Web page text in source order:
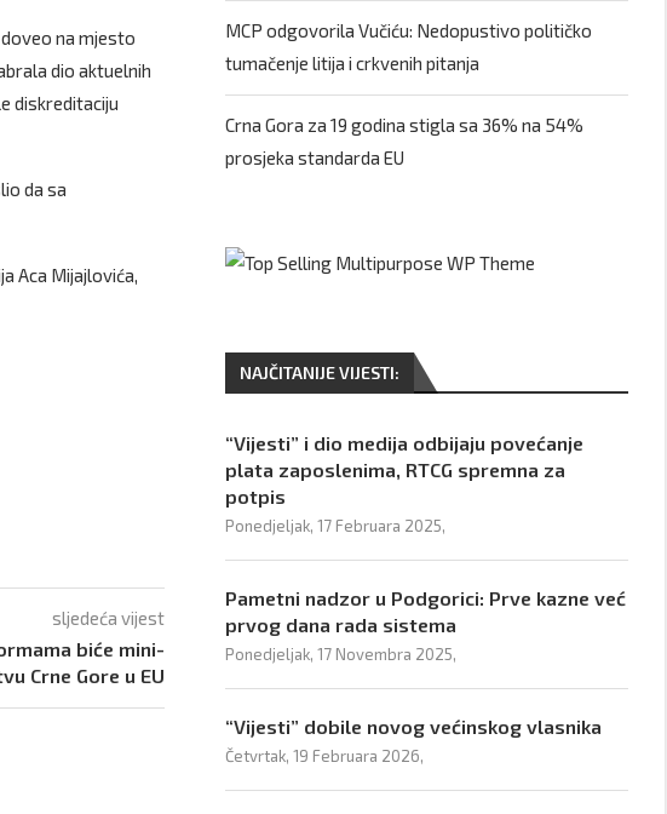
na mjesto
dio aktuelnih
diskreditaciju
da sa
Aca Mijajlovića,
sljedeća vijest
biće mini-
Crne Gore u EU
MCP odgovorila Vučiću: Nedopustivo političko
tumačenje litija i crkvenih pitanja
Crna Gora za 19 godina stigla sa 36% na 54%
prosjeka standarda EU
NAJČITANIJE VIJESTI:
“Vijesti” i dio medija odbijaju povećanje
plata zaposlenima, RTCG spremna za
potpis
Ponedjeljak, 17 Februara 2025,
Pametni nadzor u Podgorici: Prve kazne već
prvog dana rada sistema
Ponedjeljak, 17 Novembra 2025,
“Vijesti” dobile novog većinskog vlasnika
Četvrtak, 19 Februara 2026,